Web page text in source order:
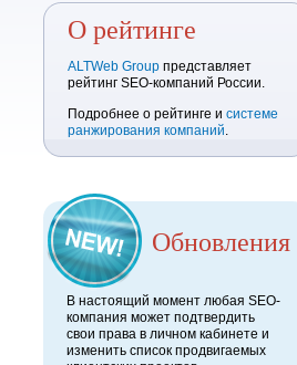
О рейтинге
ALTWeb Group представляет
рейтинг SEO-компаний России.
Подробнее о рейтинге и системе
ранжирования компаний.
Обновления
В настоящий момент любая SEO-
компания может подтвердить
свои права в личном кабинете и
изменить список продвигаемых